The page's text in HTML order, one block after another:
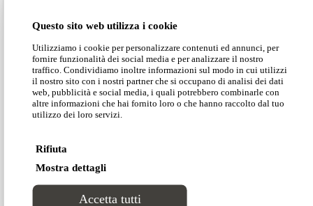
Questo sito web utilizza i cookie
Utilizziamo i cookie per personalizzare contenuti ed annunci, per
fornire funzionalità dei social media e per analizzare il nostro
traffico. Condividiamo inoltre informazioni sul modo in cui utilizzi
il nostro sito con i nostri partner che si occupano di analisi dei dati
web, pubblicità e social media, i quali potrebbero combinarle con
altre informazioni che hai fornito loro o che hanno raccolto dal tuo
utilizzo dei loro servizi.
Rifiuta
Mostra dettagli
Accetta tutti
Search Site
Audace e tecnologica,Eric
dinamica e moderna sollevata su gambe in metallo
cromato o verniciato con colori RAL a scelta del
committente, e dotata di prese per ricaricare
dispositivi mobili. Personalizzabile con
lavorazioni sullo schienale, rivestimento in tessuto
Dimensioni